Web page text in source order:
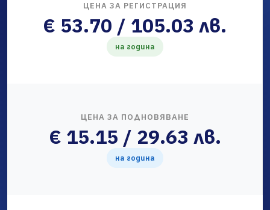
ЦЕНА ЗА РЕГИСТРАЦИЯ
€ 53.70 / 105.03 лв.
на година
ЦЕНА ЗА ПОДНОВЯВАНЕ
€ 15.15 / 29.63 лв.
на година